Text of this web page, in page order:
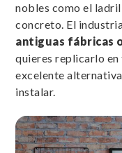
nobles como el
concreto. El
antiguas fábricas
quieres replicarlo en
excelente
instalar.